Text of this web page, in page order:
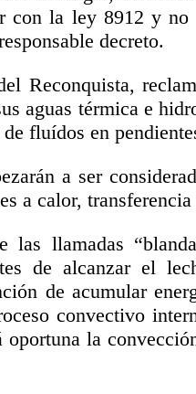
con la ley 8912 y
decreto.
Reconquista,
aguas térmica e
fluídos en
a ser
a calor,
las llamadas
de alcanzar el
de acumular
convectivo
oportuna la